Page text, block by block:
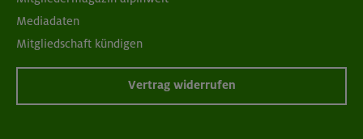
Mediadaten
Mitgliedschaft kündigen
Vertrag widerrufen